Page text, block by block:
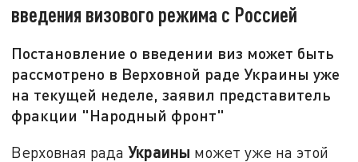
введения визового режима с Россией
Постановление о введении виз может быть
рассмотрено в Верховной раде Украины уже
на текущей неделе, заявил представитель
фракции "Народный фронт"
Верховная радаУкраины может уже на этой